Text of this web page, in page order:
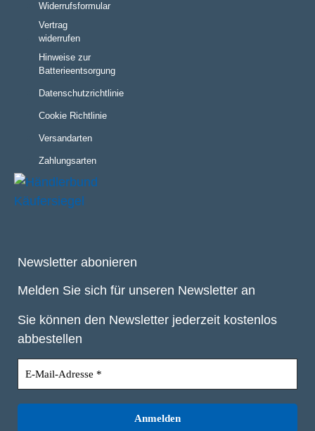
Widerrufsformular
Vertrag
widerrufen
Hinweise zur
Batterieentsorgung
Datenschutzrichtlinie
Cookie Richtlinie
Versandarten
Zahlungsarten
Newsletter abonieren
Melden Sie sich für unseren Newsletter an
Sie können den Newsletter jederzeit kostenlos
abbestellen